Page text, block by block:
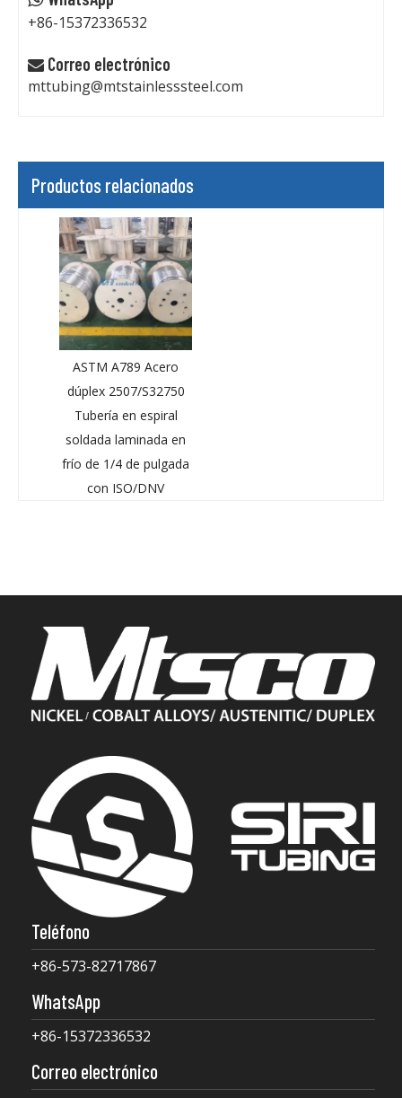
+86-15372336532
 Correo electrónico
mttubing@mtstainlesssteel.com
Productos relacionados
ASTM A789 Acero
dúplex 2507/S32750
Tubería en espiral
soldada laminada en
frío de 1/4 de pulgada
con ISO/DNV
Teléfono
+86-573-82717867
WhatsApp
+86-15372336532
Correo electrónico